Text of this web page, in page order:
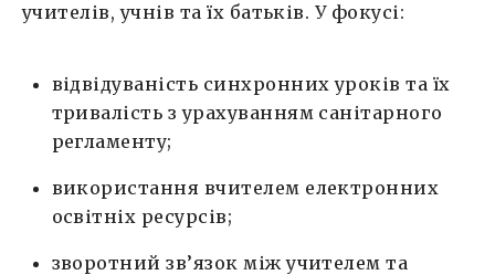
учителів, учнів та їх батьків. У фокусі:
відвідуваність синхронних уроків та їх
тривалість з урахуванням санітарного
регламенту;
використання вчителем електронних
освітніх ресурсів;
зворотний зв’язок між учителем та